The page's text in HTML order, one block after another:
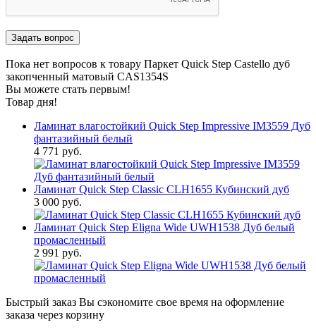
Пока нет вопросов к товару Паркет Quick Step Castello дуб
закопченный матовый CAS1354S
Вы можете стать первым!
Товар дня!
Ламинат влагостойкий Quick Step Impressive IM3559 Дуб
фантазийный белый
4 771 руб.
Ламинат Quick Step Classic CLH1655 Кубинский дуб
3 000 руб.
Ламинат Quick Step Eligna Wide UWH1538 Дуб белый
промасленный
2 991 руб.
Быстрый заказ Вы сэкономите свое время на оформление
заказа через корзину